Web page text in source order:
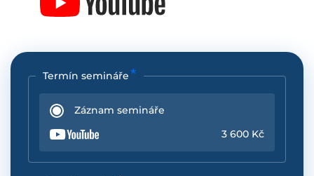
Termín semináře
Záznam semináře
3 600 Kč